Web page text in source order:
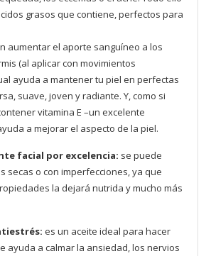
grasos que contiene, perfectos para
aumentar el aporte sanguíneo a los
(al aplicar con movimientos
ayuda a mantener tu piel en perfectas
suave, joven y radiante. Y, como si
vitamina E –un excelente
a mejorar el aspecto de la piel.
facial por excelencia: se puede
secas o con imperfecciones, ya que
la dejará nutrida y mucho más
es un aceite ideal para hacer
ayuda a calmar la ansiedad, los nervios